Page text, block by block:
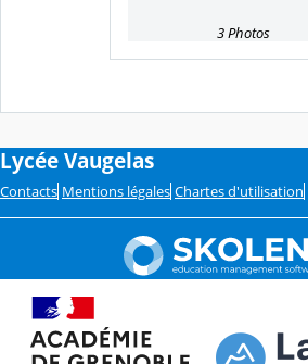
3 Photos
Lycée Vaugelas
Contacts Mentions légales Chartes d'utilisation